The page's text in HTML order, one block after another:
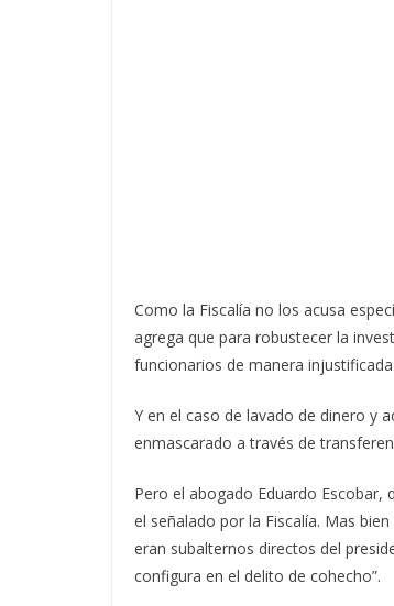
Como la Fiscalía no los acusa
agrega que para robustecer la
funcionarios de manera injustificada.
Y en el caso de lavado de dinero y
enmascarado a través de
Pero el abogado Eduardo Escobar,
el señalado por la Fiscalía. Mas
eran subalternos directos del
configura en el delito de cohecho”.